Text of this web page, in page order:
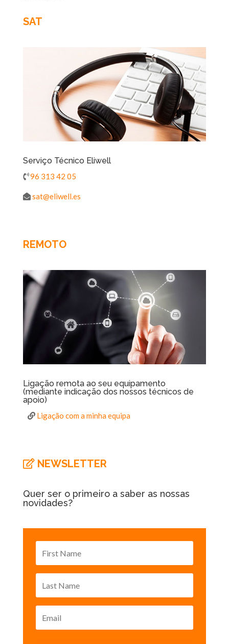
SAT
Serviço Técnico Eliwell
96 313 42 05
sat@eliwell.es
REMOTO
Ligação remota ao seu equipamento
(mediante indicação dos nossos técnicos de
apoio)
Ligação com a minha equipa
NEWSLETTER
Quer ser o primeiro a saber as nossas
novidades?